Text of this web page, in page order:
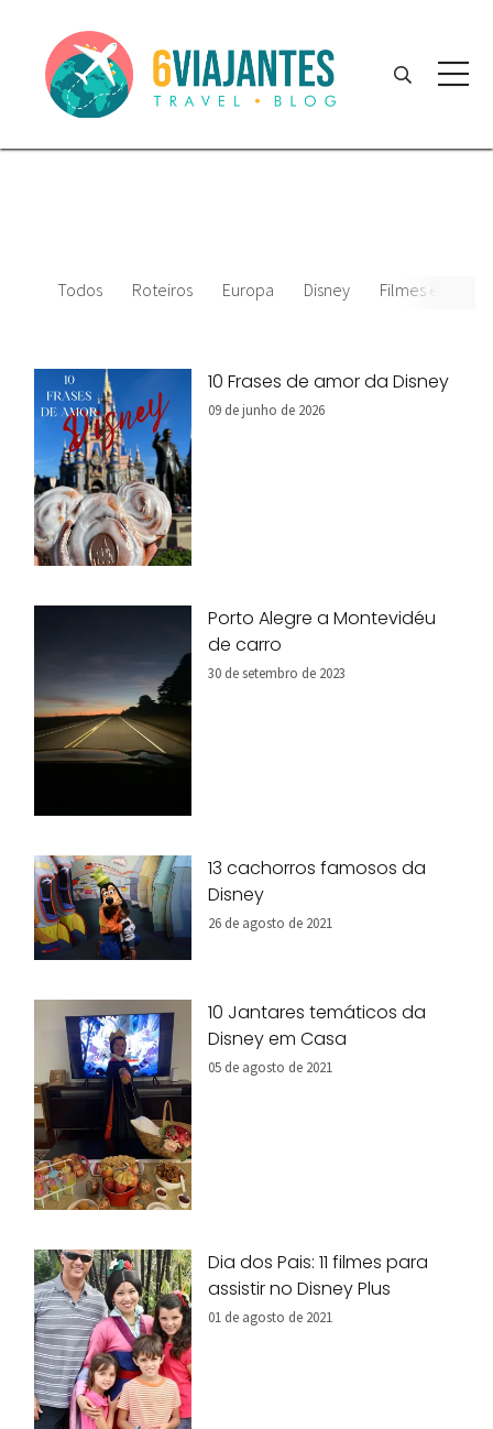
Todos Roteiros Europa Disney Filmes e
10 Frases de amor da Disney
09 de junho de 2026
Porto Alegre a Montevidéu
de carro
30 de setembro de 2023
13 cachorros famosos da
Disney
26 de agosto de 2021
10 Jantares temáticos da
Disney em Casa
05 de agosto de 2021
Dia dos Pais: 11 filmes para
assistir no Disney Plus
01 de agosto de 2021